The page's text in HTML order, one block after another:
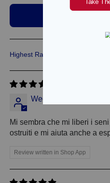
Sort by
Wee
Mi sembra che mi liberi i
ostruiti e mi aiuta anche a
Review written in Shop App